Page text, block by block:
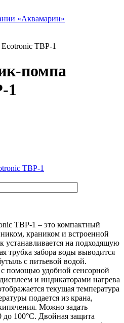
«Аквамарин»
TBP-1
помпа
1
TBP-1 – это компактный
краником и встроенной
на подходящую
трубка забора воды выводится
с питьевой водой.
с помощью удобной сенсорной
и индикаторами нагрева
текущая температура
подается из крана,
Можно задать
до 100°С. Двойная защита